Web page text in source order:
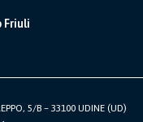
Friuli
5/B – 33100 UDINE (UD)